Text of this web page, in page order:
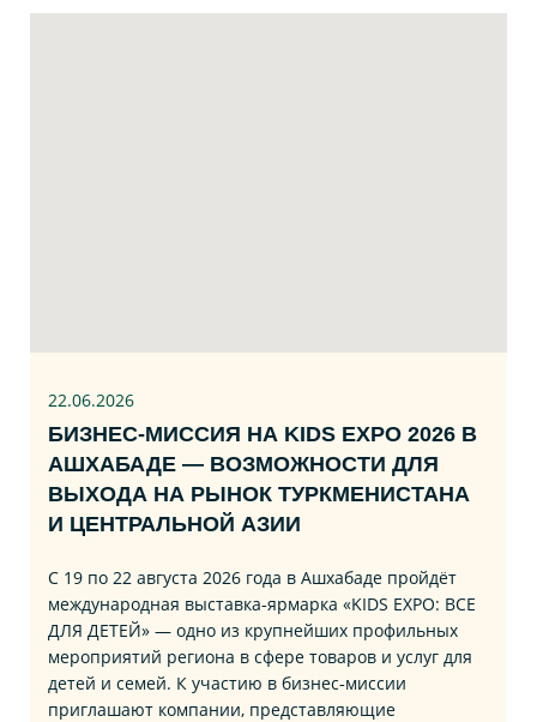
22.06.2026
БИЗНЕС‑МИССИЯ НА KIDS EXPO 2026 В
АШХАБАДЕ — ВОЗМОЖНОСТИ ДЛЯ
ВЫХОДА НА РЫНОК ТУРКМЕНИСТАНА
И ЦЕНТРАЛЬНОЙ АЗИИ
С 19 по 22 августа 2026 года в Ашхабаде пройдёт
международная выставка‑ярмарка «KIDS EXPO: ВСЕ
ДЛЯ ДЕТЕЙ» — одно из крупнейших профильных
мероприятий региона в сфере товаров и услуг для
детей и семей. К участию в бизнес‑миссии
приглашают компании, представляющие